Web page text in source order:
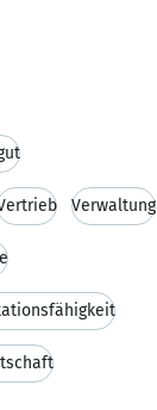
Verwaltung